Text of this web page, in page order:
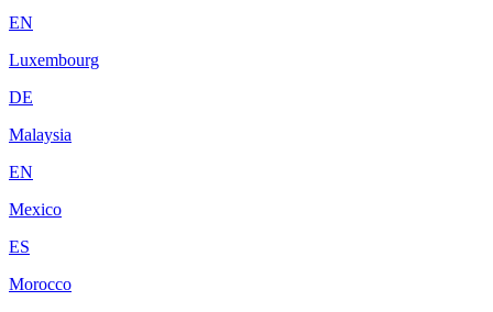
EN
Luxembourg
DE
Malaysia
EN
Mexico
ES
Morocco